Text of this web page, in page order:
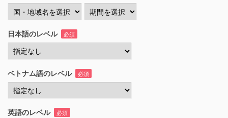
日本語のレベル 必須
ベトナム語のレベル 必須
英語のレベル 必須